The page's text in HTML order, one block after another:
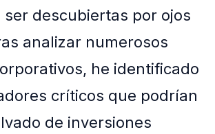
ser descubiertas por ojos
analizar numerosos
he identificado
críticos que podrían
de inversiones